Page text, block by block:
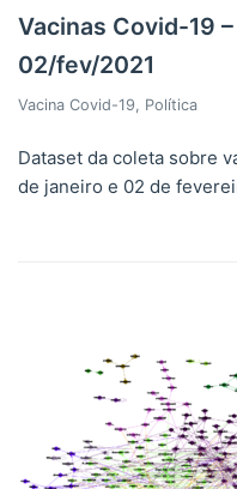
Vacinas Covid-19
02/fev/2021
Vacina Covid-19, Política
Dataset da coleta sobre
de janeiro e 02 de